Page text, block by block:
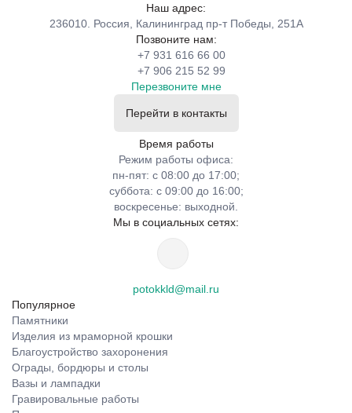
Наш адрес:
236010. Россия, Калининград пр-т Победы, 251А
Позвоните нам:
+7 931 616 66 00
+7 906 215 52 99
Перезвоните мне
Перейти в контакты
Время работы
Режим работы офиса:
пн-пят: с 08:00 до 17:00;
суббота: с 09:00 до 16:00;
воскресенье: выходной.
Мы в социальных сетях:
potokkld@mail.ru
Популярное
Памятники
Изделия из мраморной крошки
Благоустройство захоронения
Ограды, бордюры и столы
Вазы и лампадки
Гравировальные работы